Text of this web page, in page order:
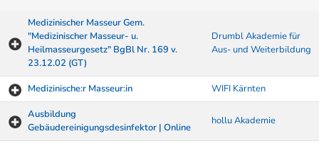
Medizinischer Masseur Gem.
"Medizinischer Masseur- u.
Heilmasseurgesetz" BgBl Nr. 169 v.
23.12.02 (GT)
Drumbl Akademie für
Aus- und Weiterbildung
Medizinische:r Masseur:in
WIFI Kärnten
Ausbildung
Gebäudereinigungsdesinfektor | Online
hollu Akademie